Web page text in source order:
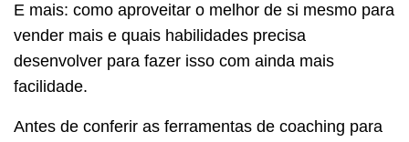
E mais: como aproveitar o melhor de si mesmo para
vender mais e quais habilidades precisa
desenvolver para fazer isso com ainda mais
facilidade.
Antes de conferir as ferramentas de coaching para